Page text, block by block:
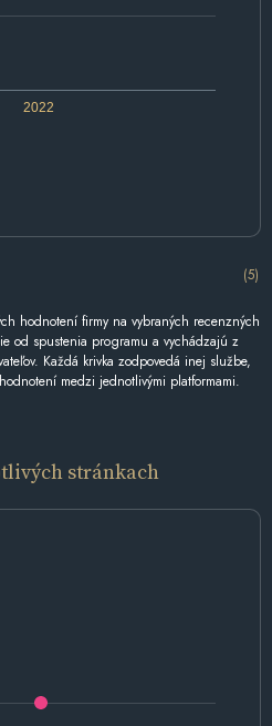
2022
(5)
hodnotení firmy na vybraných recenzných
od spustenia programu a vychádzajú z
Každá krivka zodpovedá inej službe,
medzi jednotlivými platformami.
stránkach